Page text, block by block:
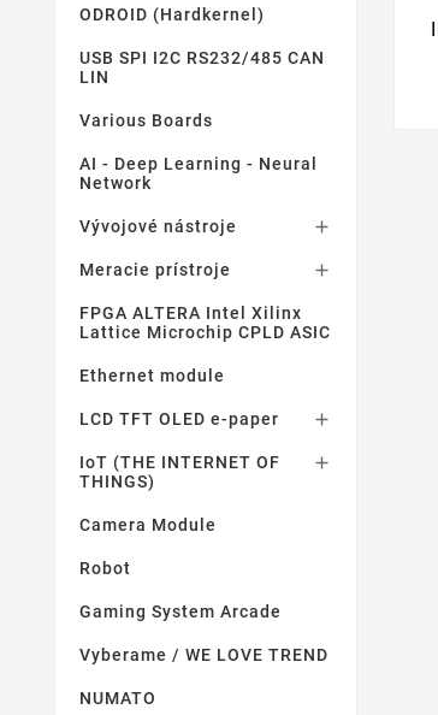
ODROID (Hardkernel)
USB SPI I2C RS232/485 CAN
LIN
Various Boards
AI - Deep Learning - Neural
Network
Vývojové nástroje 
Meracie prístroje 
FPGA ALTERA Intel Xilinx
Lattice Microchip CPLD ASIC
Ethernet module
LCD TFT OLED e-paper 
IoT (THE INTERNET OF
THINGS)

Camera Module
Robot
Gaming System Arcade
Vyberame / WE LOVE TREND
NUMATO